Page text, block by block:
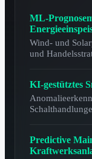
ML-
Wind- und
und
KI-gestütztes
Predictive